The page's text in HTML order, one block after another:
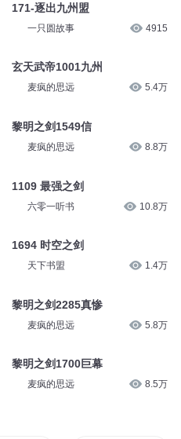
171-逐出九州盟
一只圆故事 4915
玄天武帝1001九州
麦疯的思远 5.4万
黎明之剑1549信
麦疯的思远 8.8万
1109 最强之剑
六零一听书 10.8万
1694 时空之剑
天下书盟 1.4万
黎明之剑2285真惨
麦疯的思远 5.8万
黎明之剑1700巨幕
麦疯的思远 8.5万